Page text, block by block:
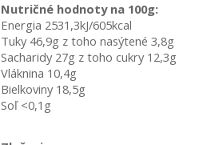
Nutričné hodnoty na 100g:
Energia 2531,3kJ/605kcal
Tuky 46,9g z toho nasýtené 3,8g
Sacharidy 27g z toho cukry 12,3g
Vláknina 10,4g
Bielkoviny 18,5g
Soľ <0,1g